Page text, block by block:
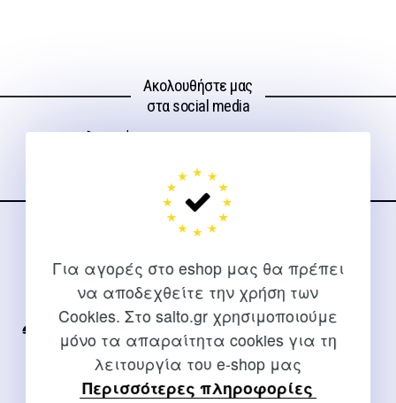
Για αγορές στο eshop μας θα πρέπει
να αποδεχθείτε την χρήση των
Cookies. Στο salto.gr χρησιμοποιούμε
μόνο τα απαραίτητα cookies για τη
λειτουργία του e-shop μας
Περισσότερες πληροφορίες
18,00 €.
Ακολουθήστε μας
στα social media
Για διευκρινίσεις και υποστήριξη παραγγελιών μέσω του
2310 267108
info@salto.gr